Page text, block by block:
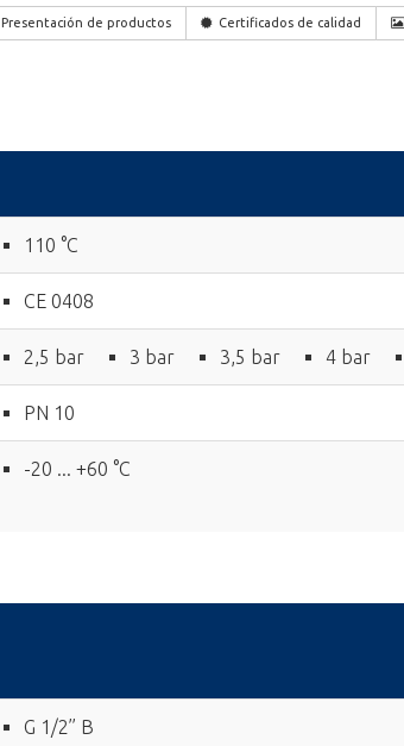
Presentación de productos Certificados de calidad
110 °C
CE 0408
2,5 bar 3 bar 3,5 bar 4 bar
PN 10
-20 ... +60 °C
G 1/2’’ B